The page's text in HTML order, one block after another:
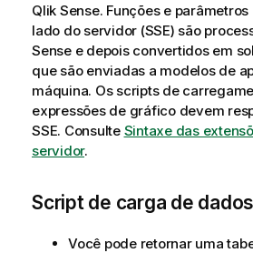
Qlik Sense. Funções e
lado do servidor (SSE) são
Sensee depois convertidos em
que são enviadas a modelos de
máquina. Os scripts de
expressões de gráfico devem
SSE. Consulte Sintaxe das
servidor.
Script de carga de dados
Você pode retornar uma